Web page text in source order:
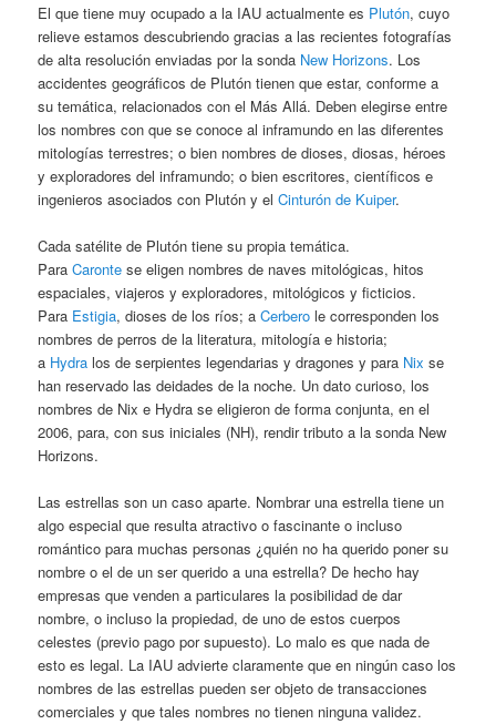
El que tiene muy ocupado a la IAU actualmente es Plutón, cuyo
relieve estamos descubriendo gracias a las recientes fotografías
de alta resolución enviadas por la sonda New Horizons. Los
accidentes geográficos de Plutón tienen que estar, conforme a
su temática, relacionados con el Más Allá. Deben elegirse entre
los nombres con que se conoce al inframundo en las diferentes
mitologías terrestres; o bien nombres de dioses, diosas, héroes
y exploradores del inframundo; o bien escritores, científicos e
ingenieros asociados con Plutón y elCinturón de Kuiper.
Cada satélite de Plutón tiene su propia temática.
ParaCaronte se eligen nombres de naves mitológicas, hitos
espaciales, viajeros y exploradores, mitológicos y ficticios.
Para Estigia, dioses de los ríos; aCerbero le corresponden los
nombres de perros de la literatura, mitología e historia;
a Hydra los de serpientes legendarias y dragones y para Nix se
han reservado las deidades de la noche. Un dato curioso, los
nombres de Nix e Hydra se eligieron de forma conjunta, en el
2006, para, con sus iniciales (NH), rendir tributo a la sonda New
Horizons.
Las estrellas son un caso aparte. Nombrar una estrella tiene un
algo especial que resulta atractivo o fascinante o incluso
romántico para muchas personas ¿quién no ha querido poner su
nombre o el de un ser querido a una estrella? De hecho hay
empresas que venden a particulares la posibilidad de dar
nombre, o incluso la propiedad, de uno de estos cuerpos
celestes (previo pago por supuesto). Lo malo es que nada de
esto es legal. La IAU advierte claramente que en ningún caso los
nombres de las estrellas pueden ser objeto de transacciones
comerciales y que tales nombres no tienen ninguna validez.